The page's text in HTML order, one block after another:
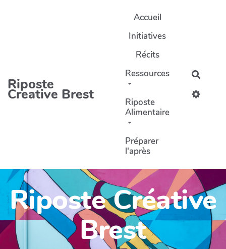
Riposte
Creative Brest
Accueil
Initiatives
Récits
Ressources
Riposte
Alimentaire
Préparer
l'après
Riposte Créative
Brest